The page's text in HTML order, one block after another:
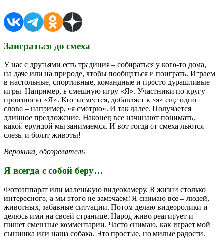
Заиграться до смеха
У нас с друзьями есть традиция – собираться у кого-то дома,
на даче или на природе, чтобы пообщаться и поиграть. Играем
в настольные, спортивные, командные и просто дурашливые
игры. Например, в смешную игру «Я». Участники по кругу
произносят «Я». Кто засмеется, добавляет к «я» еще одно
слово – например, «я смотрю». И так далее. Получается
длинное предложение. Наконец все начинают понимать,
какой ерундой мы занимаемся. И вот тогда от смеха льются
слезы и болят животы!
Вероника, обозреватель
Я всегда с собой беру…
Фотоаппарат или маленькую видеокамеру. В жизни столько
интересного, а мы этого не замечаем! Я снимаю все – людей,
животных, забавные ситуации. Потом делаю видеоролики и
делюсь ими на своей странице. Народ живо реагирует и
пишет смешные комментарии. Часто снимаю, как играет мой
сынишка или наша собака. Это простые, но милые радости.